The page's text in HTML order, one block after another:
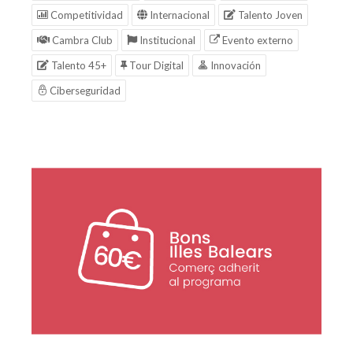
Competitividad
Internacional
Talento Joven
Cambra Club
Institucional
Evento externo
Talento 45+
Tour Digital
Innovación
Ciberseguridad